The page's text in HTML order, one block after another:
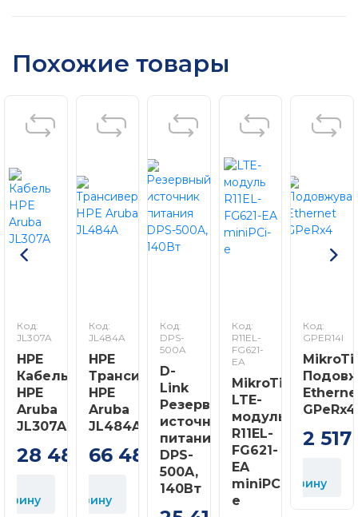
Похожие товары
Код:
JL307A
HPE
Кабель
HPE
Aruba
JL307A
28 480 грн
Код:
JL484A
HPE
Трансивер
HPE
Aruba
JL484A
66 480
грн
корзину
Код:
DPS-
500A
D-
Link
Резервный
источник
питания
DPS-
500A,
140Вт
Код:
R11EL-
FG621-
EA
MikroTik
LTE-
модуль
R11EL-
FG621-
EA
miniPCi-
e
Код:
GPER14I
GPeRx4
2 517
корзину